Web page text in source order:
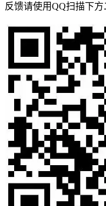
反馈请使用QQ扫描下方